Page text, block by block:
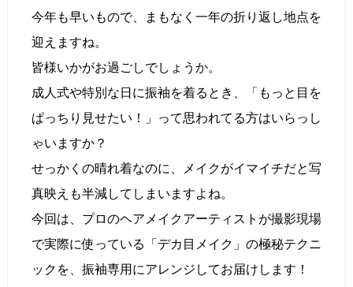
今年も早いもので、まもなく一年の折り返し地点を
迎えますね。
皆様いかがお過ごしでしょうか。
成人式や特別な日に振袖を着るとき、「もっと目を
ぱっちり見せたい！」って思われてる方はいらっし
ゃいますか？
せっかくの晴れ着なのに、メイクがイマイチだと写
真映えも半減してしまいますよね。
今回は、プロのヘアメイクアーティストが撮影現場
で実際に使っている「デカ目メイク」の極秘テクニ
ックを、振袖専用にアレンジしてお届けします！